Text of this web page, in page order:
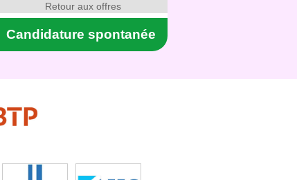
Candidature spontanée
Retour aux offres